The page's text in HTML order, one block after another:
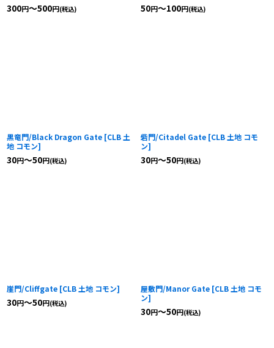
300円～500円(税込) 50円～100円(税込)
黒竜門/Black Dragon Gate [CLB 土
地 コモン]
30円～50円(税込)
砦門/Citadel Gate [CLB 土地 コモ
ン]
30円～50円(税込)
崖門/Cliffgate [CLB 土地 コモン]
30円～50円(税込)
屋敷門/Manor Gate [CLB 土地 コモ
ン]
30円～50円(税込)